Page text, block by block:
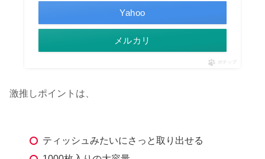
Yahoo
メルカリ
ポチップ
激推しポイントは、
ティッシュみたいにさっと取り出せる